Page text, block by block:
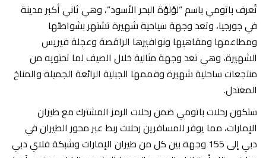
تُعرف باتومي باسم “لؤلؤة البحر الأسود”، وهي ثاني أكبر مدينة
في جورجيا، وتعد وجهة سياحية شهيرة تشتهر بشواطئها
ومطاعمها ومقاهيها ونوافيرها الراقصة وعجلة فيريس
الشهيرة، وهي تعد وجهة مثالية خلال الصيف لما تحتويه من
منتجعات ساحلية شهيرة وقممها الجبلية الرائعة الجميلة والمناخ
المعتدل.
ستكون رحلات باتومي ضمن رحلات الرمز المشترك مع طيران
الإمارات، مما يوفر للمسافرين رحلات ربط عبر محور الطيران في
دبي إلى 155 وجهة بين كل من طيران الإمارات وشبكة فلاي دبي